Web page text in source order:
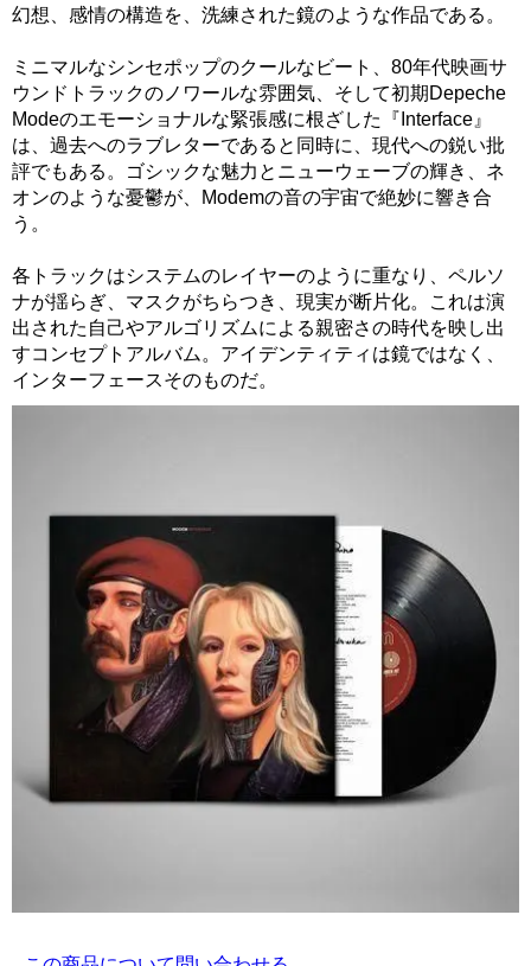
幻想、感情の構造を、洗練された鏡のような作品である。
ミニマルなシンセポップのクールなビート、80年代映画サ
ウンドトラックのノワールな雰囲気、そして初期Depeche
Modeのエモーショナルな緊張感に根ざした『Interface』
は、過去へのラブレターであると同時に、現代への鋭い批
評でもある。ゴシックな魅力とニューウェーブの輝き、ネ
オンのような憂鬱が、Modemの音の宇宙で絶妙に響き合
う。
各トラックはシステムのレイヤーのように重なり、ペルソ
ナが揺らぎ、マスクがちらつき、現実が断片化。これは演
出された自己やアルゴリズムによる親密さの時代を映し出
すコンセプトアルバム。アイデンティティは鏡ではなく、
インターフェースそのものだ。